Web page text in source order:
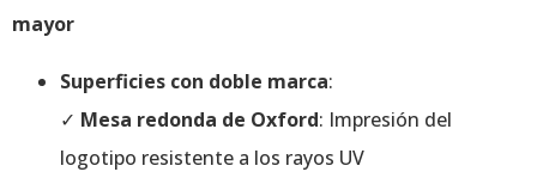
mayor
Superficies con doble marca:
✓ Mesa redonda de Oxford: Impresión del
logotipo resistente a los rayos UV